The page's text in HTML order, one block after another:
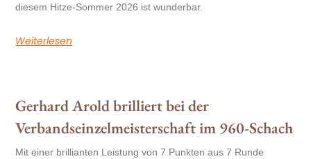
diesem Hitze-Sommer 2026 ist wunderbar.
Weiterlesen
Gerhard Arold brilliert bei der
Verbandseinzelmeisterschaft im 960-Schach
Mit einer brillianten Leistung von 7 Punkten aus 7 Runde